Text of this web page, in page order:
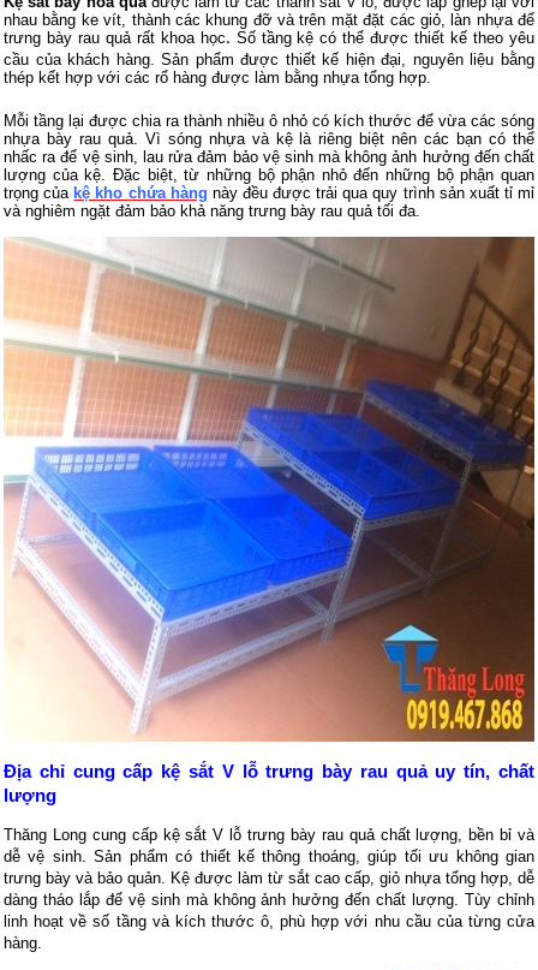
nhau bằng ke vít, thành các khung đỡ và trên mặt đặt các giỏ, làn nhựa để
trưng bày rau quả rất khoa học. Số tầng kệ có thể được thiết kế theo yêu
cầu của khách hàng. Sản phẩm được thiết kế hiện đại, nguyên liệu bằng
thép kết hợp với các rổ hàng được làm bằng nhựa tổng hợp.
Mỗi tầng lại được chia ra thành nhiều ô nhỏ có kích thước để vừa các sóng
nhựa bày rau quả. Vì sóng nhựa và kệ là riêng biệt nên các bạn có thể
nhấc ra để vệ sinh, lau rửa đảm bảo vệ sinh mà không ảnh hưởng đến chất
lượng của kệ. Đặc biệt, từ những bộ phận nhỏ đến những bộ phận quan
trọng của kệ kho chứa hàng này đều được trải qua quy trình sản xuất tỉ mỉ
và nghiêm ngặt đảm bảo khả năng trưng bày rau quả tối đa.
Địa chỉ cung cấp kệ sắt V lỗ trưng bày rau quả uy tín, chất
lượng
Thăng Long cung cấp kệ sắt V lỗ trưng bày rau quả chất lượng, bền bỉ và
dễ vệ sinh. Sản phẩm có thiết kế thông thoáng, giúp tối ưu không gian
trưng bày và bảo quản. Kệ được làm từ sắt cao cấp, giỏ nhựa tổng hợp, dễ
dàng tháo lắp để vệ sinh mà không ảnh hưởng đến chất lượng. Tùy chỉnh
linh hoạt về số tầng và kích thước ô, phù hợp với nhu cầu của từng cửa
hàng.